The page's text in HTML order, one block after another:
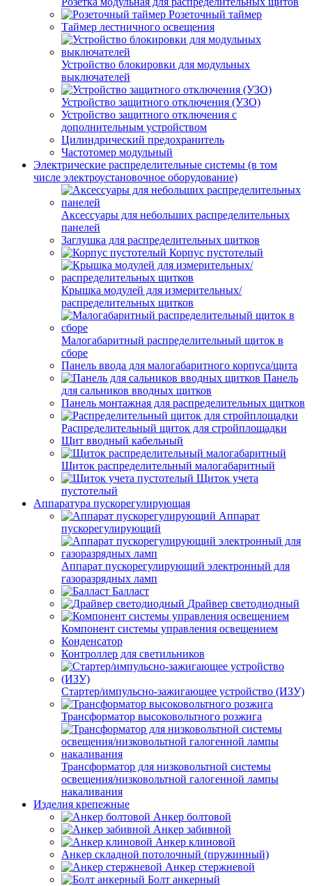
Розеточный таймер
Таймер лестничного освещения
Устройство блокировки для модульных
выключателей
Устройство защитного отключения (УЗО)
Устройство защитного отключения с
дополнительным устройством
Цилиндрический предохранитель
Частотомер модульный
Электрические распределительные системы (в том
числе электроустановочное оборудование)
Аксессуары для небольших распределительных
панелей
Заглушка для распределительных щитков
Корпус пустотелый
Крышка модулей для измерительных/
распределительных щитков
Малогабаритный распределительный щиток в
сборе
Панель ввода для малогабаритного корпуса/щита
Панель
для сальников вводных щитков
Панель монтажная для распределительных щитков
Распределительный щиток для стройплощадки
Щит вводный кабельный
Щиток распределительный малогабаритный
Щиток учета
пустотелый
Аппаратура пускорегулирующая
Аппарат
пускорегулирующий
Аппарат пускорегулирующий электронный для
газоразрядных ламп
Балласт
Драйвер светодиодный
Компонент системы управления освещением
Конденсатор
Контроллер для светильников
Стартер/импульсно-зажигающее устройство (ИЗУ)
Трансформатор высоковольтного розжига
Трансформатор для низковольтной системы
освещения/низковольтной галогенной лампы
накаливания
Изделия крепежные
Анкер болтовой
Анкер забивной
Анкер клиновой
Анкер складной потолочный (пружинный)
Анкер стержневой
Болт анкерный